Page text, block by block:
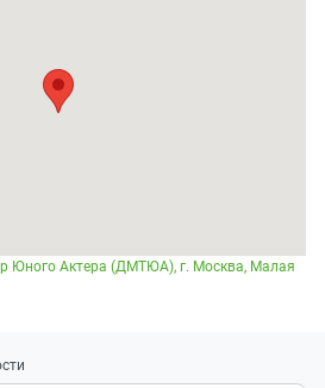
Юного Актера (ДМТЮА), г. Москва, Малая